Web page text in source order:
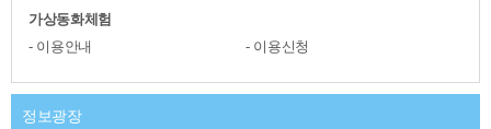
가상동화체험
이용안내
이용신청
정보광장